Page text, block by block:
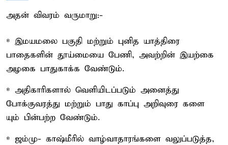
அதன் விவரம் வருமாறு:-
* இமயமலை பகுதி மற்றும் புனித யாத்திரை
பாதைகளின் தூய்மையை பேணி, அவற்றின் இயற்கை
அழகை பாதுகாக்க வேண்டும்.
* அதிகாரிகளால் வெளியிடப்படும் அனைத்து
போக்குவரத்து மற்றும் பாது காப்பு அறிவுரை களை
யும் பின்பற்ற வேண்டும்.
* ஜம்மு- காஷ்மீரில் வாழ்வாதாரங்களை வலுப்படுத்த,